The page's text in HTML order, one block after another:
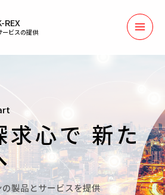
REX
ービスの提供
求心で 新た
製品とサービスを提供